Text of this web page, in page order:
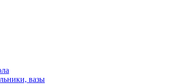
вазы